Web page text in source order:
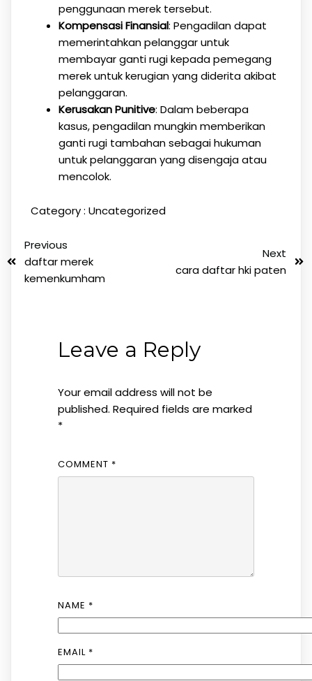
penggunaan merek tersebut.
Kompensasi Finansial: Pengadilan dapat
memerintahkan pelanggar untuk
membayar ganti rugi kepada pemegang
merek untuk kerugian yang diderita akibat
pelanggaran.
Kerusakan Punitive: Dalam beberapa
kasus, pengadilan mungkin memberikan
ganti rugi tambahan sebagai hukuman
untuk pelanggaran yang disengaja atau
mencolok.
Category : Uncategorized
Previous
daftar merek
kemenkumham
Next
cara daftar hki paten
Leave a Reply
Your email address will not be
published. Required fields are marked
*
COMMENT *
NAME *
EMAIL *